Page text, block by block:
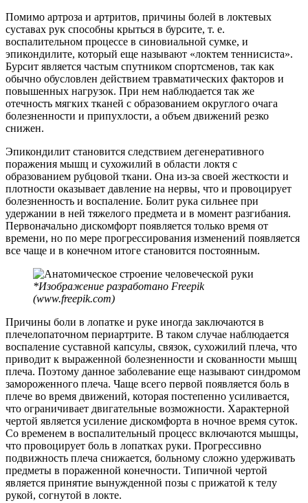
Помимо артроза и артритов, причины болей в локтевых
суставах рук способны крыться в бурсите, т. е.
воспалительном процессе в синовиальной сумке, и
эпикондилите, который еще называют «локтем теннисиста».
Бурсит является частым спутником спортсменов, так как
обычно обусловлен действием травматических факторов и
повышенных нагрузок. При нем наблюдается так же
отечность мягких тканей с образованием округлого очага
болезненности и припухлости, а объем движений резко
снижен.
Эпикондилит становится следствием дегенеративного
поражения мышц и сухожилий в области локтя с
образованием рубцовой ткани. Она из-за своей жесткости и
плотности оказывает давление на нервы, что и провоцирует
болезненность и воспаление. Болит рука сильнее при
удержании в ней тяжелого предмета и в момент разгибания.
Первоначально дискомфорт появляется только время от
времени, но по мере прогрессирования изменений появляется
все чаще и в конечном итоге становится постоянным.
*Изображение разработано Freepik
(www.freepik.com)
Причины боли в лопатке и руке иногда заключаются в
плечелопаточном периартрите. В таком случае наблюдается
воспаление суставной капсулы, связок, сухожилий плеча, что
приводит к выраженной болезненности и скованности мышц
плеча. Поэтому данное заболевание еще называют синдромом
замороженного плеча. Чаще всего первой появляется боль в
плече во время движений, которая постепенно усиливается,
что ограничивает двигательные возможности. Характерной
чертой является усиление дискомфорта в ночное время суток.
Со временем в воспалительный процесс включаются мышцы,
что провоцирует боль в лопатках руки. Прогрессивно
подвижность плеча снижается, больному сложно удерживать
предметы в пораженной конечности. Типичной чертой
является принятие вынужденной позы с прижатой к телу
рукой, согнутой в локте.